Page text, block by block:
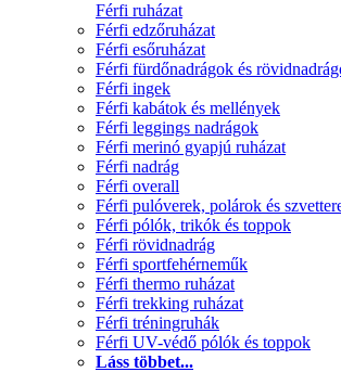
Férfi ruházat
Férfi edzőruházat
Férfi esőruházat
Férfi fürdőnadrágok és
Férfi ingek
Férfi kabátok és mellények
Férfi leggings nadrágok
Férfi merinó gyapjú ruházat
Férfi nadrág
Férfi overall
Férfi pulóverek, polárok és
Férfi pólók, trikók és toppok
Férfi rövidnadrág
Férfi sportfehérneműk
Férfi thermo ruházat
Férfi trekking ruházat
Férfi tréningruhák
Férfi UV-védő pólók és toppok
Láss többet...